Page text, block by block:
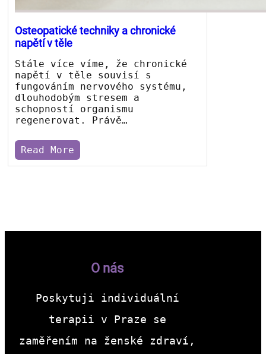
Osteopatické techniky a chronické
napětí v těle
Stále více víme, že chronické
napětí v těle souvisí s
fungováním nervového systému,
dlouhodobým stresem a
schopností organismu
regenerovat. Právě…
Read More
O nás
Poskytuji individuální
terapii v Praze se
zaměřením na ženské zdraví,